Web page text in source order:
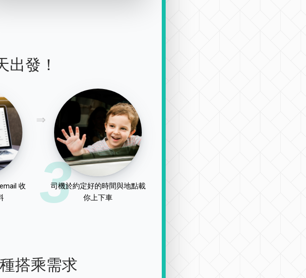
出發！
收
3
司機於約定好的時間與地點載
你上下車
搭乘需求